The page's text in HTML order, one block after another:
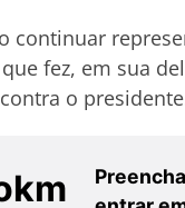
continuar
fez, em sua
o